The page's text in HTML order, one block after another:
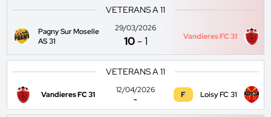
VETERANS A 11
Pagny Sur Moselle
AS 31
29/03/2026
10 -1 Vandieres FC 31
VETERANS A 11
Vandieres FC 31
12/04/2026
-
F Loisy FC 31